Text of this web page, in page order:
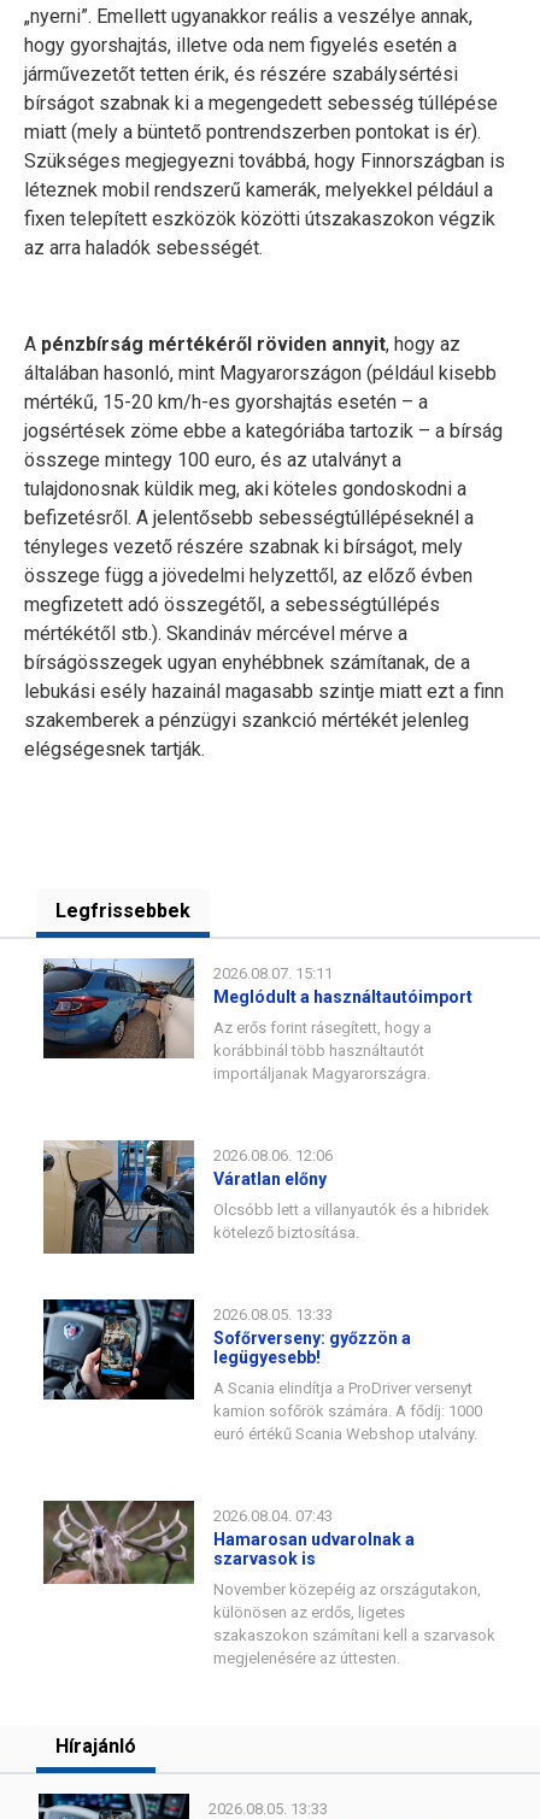
„nyerni”. Emellett ugyanakkor reális a veszélye annak,
hogy gyorshajtás, illetve oda nem figyelés esetén a
járművezetőt tetten érik, és részére szabálysértési
bírságot szabnak ki a megengedett sebesség túllépése
miatt (mely a büntető pontrendszerben pontokat is ér).
Szükséges megjegyezni továbbá, hogy Finnországban is
léteznek mobil rendszerű kamerák, melyekkel például a
fixen telepített eszközök közötti útszakaszokon végzik
az arra haladók sebességét.
A pénzbírság mértékéről röviden annyit, hogy az
általában hasonló, mint Magyarországon (például kisebb
mértékű, 15-20 km/h-es gyorshajtás esetén – a
jogsértések zöme ebbe a kategóriába tartozik – a bírság
összege mintegy 100 euro, és az utalványt a
tulajdonosnak küldik meg, aki köteles gondoskodni a
befizetésről. A jelentősebb sebességtúllépéseknél a
tényleges vezető részére szabnak ki bírságot, mely
összege függ a jövedelmi helyzettől, az előző évben
megfizetett adó összegétől, a sebességtúllépés
mértékétől stb.). Skandináv mércével mérve a
bírságösszegek ugyan enyhébbnek számítanak, de a
lebukási esély hazainál magasabb szintje miatt ezt a finn
szakemberek a pénzügyi szankció mértékét jelenleg
elégségesnek tartják.
Legfrissebbek
2026.08.07. 15:11
Meglódult a használtautóimport
Az erős forint rásegített, hogy a
korábbinál több használtautót
importáljanak Magyarországra.
2026.08.06. 12:06
Váratlan előny
Olcsóbb lett a villanyautók és a hibridek
kötelező biztosítása.
2026.08.05. 13:33
Sofőrverseny: győzzön a
legügyesebb!
A Scania elindítja a ProDriver versenyt
kamion sofőrök számára. A fődíj: 1000
euró értékű Scania Webshop utalvány.
2026.08.04. 07:43
Hamarosan udvarolnak a
szarvasok is
November közepéig az országutakon,
különösen az erdős, ligetes
szakaszokon számítani kell a szarvasok
megjelenésére az úttesten.
Hírajánló
2026.08.05. 13:33